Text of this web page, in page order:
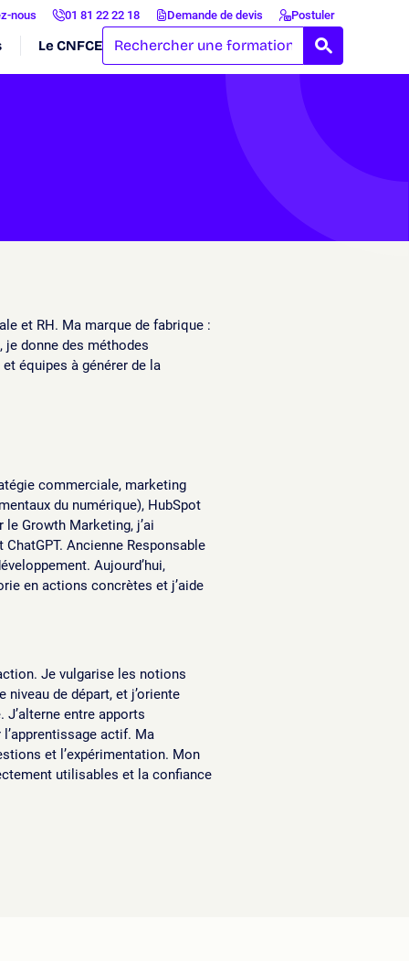
nous 01 81 22 22 18 Demande de devis Postuler
Le CNFCE
et RH. Ma marque de fabrique :
donne des méthodes
équipes à générer de la
commerciale, marketing
du numérique), HubSpot
Growth Marketing, j’ai
Ancienne Responsable
Aujourd’hui,
en actions concrètes et j’aide
Je vulgarise les notions
de départ, et j’oriente
entre apports
actif. Ma
et l’expérimentation. Mon
utilisables et la confiance